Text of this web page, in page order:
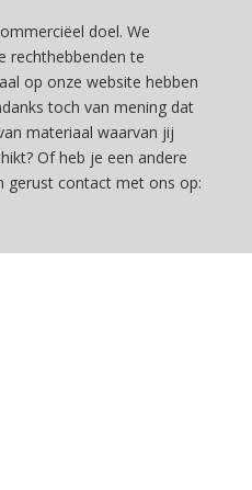
doel. We
rechthebbenden te
op onze website hebben
toch van mening dat
materiaal waarvan jij
Of heb je een andere
gerust contact met ons op: